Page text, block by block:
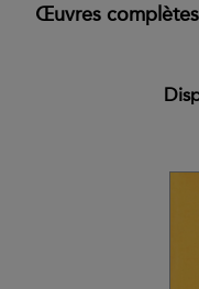
Œuvres